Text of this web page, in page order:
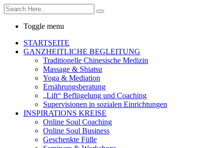
Toggle menu
STARTSEITE
GANZHEITLICHE BEGLEITUNG
Traditionelle Chinesische Medizin
Massage & Shiatsu
Yoga & Mediation
Ernährungsberatung
„Lift“ Beflügelung und Coaching
Supervisionen in sozialen Einrichtungen
INSPIRATIONS KREISE
Online Soul Coaching
Online Soul Business
Geschenkte Fülle